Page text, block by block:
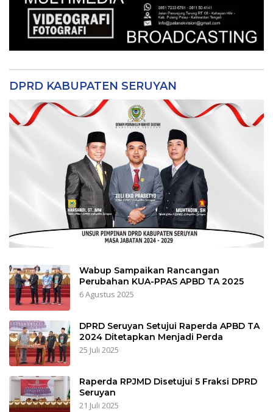
DPRD KABUPATEN SERUYAN
Wabup Sampaikan Rancangan
Perubahan KUA-PPAS APBD TA 2025
6 Agustus 2025
DPRD Seruyan Setujui Raperda APBD TA
2024 Ditetapkan Menjadi Perda
25 Juli 2025
Raperda RPJMD Disetujui 5 Fraksi DPRD
Seruyan
21 Juli 2025